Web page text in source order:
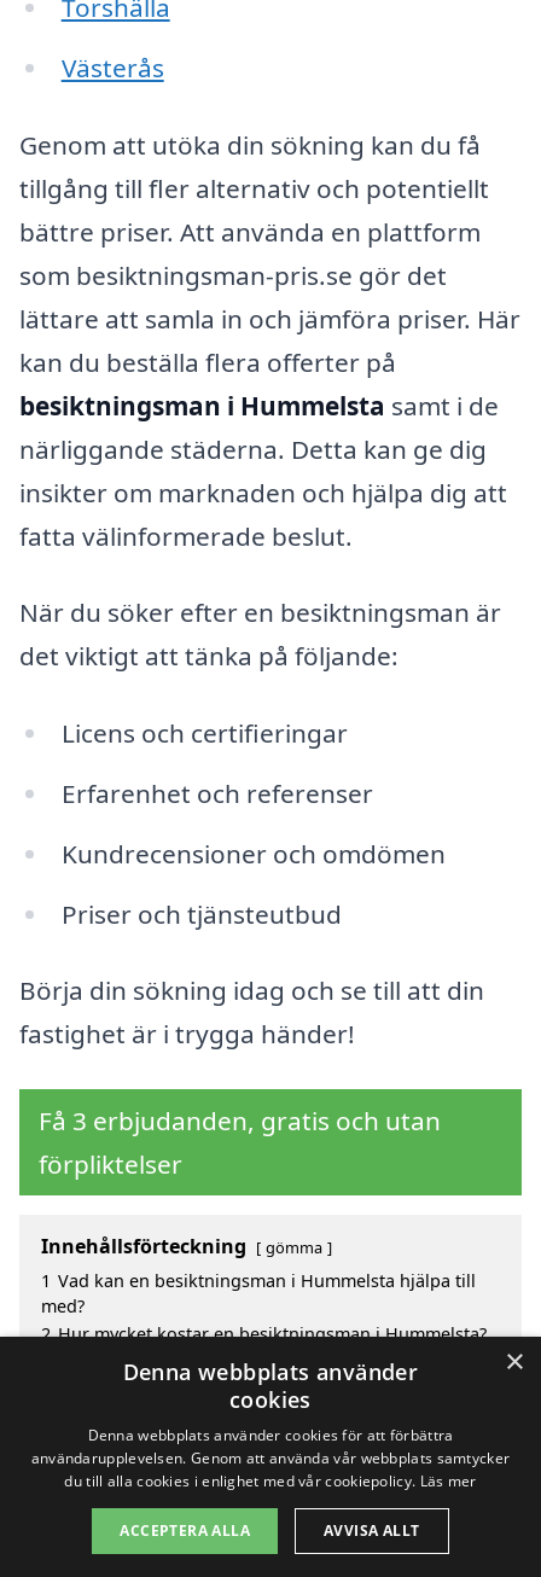
Torshälla
Västerås
Genom att utöka din sökning kan du få
tillgång till fler alternativ och potentiellt
bättre priser. Att använda en plattform
som besiktningsman-pris.se gör det
lättare att samla in och jämföra priser. Här
kan du beställa flera offerter på
besiktningsman i Hummelsta samt i de
närliggande städerna. Detta kan ge dig
insikter om marknaden och hjälpa dig att
fatta välinformerade beslut.
När du söker efter en besiktningsman är
det viktigt att tänka på följande:
Licens och certifieringar
Erfarenhet och referenser
Kundrecensioner och omdömen
Priser och tjänsteutbud
Börja din sökning idag och se till att din
fastighet är i trygga händer!
Få 3 erbjudanden, gratis och utan
förpliktelser
Innehållsförteckning gömma
1 Vad kan en besiktningsman i Hummelsta hjälpa till
med?
2 Hur mycket kostar en besiktningsman i Hummelsta?
Fördelar med att välja besiktningsman i Hummelsta
Sök efter en skicklig besiktningsman i de omgivande
Copyright 2026 - Pilanto Aps
Om / kontakt Blogg Webbplatskarta Villkor
×
Denna webbplats använder
cookies
Denna webbplats använder cookies för att förbättra
användarupplevelsen. Genom att använda vår webbplats samtycker
du till alla cookies i enlighet med vår cookiepolicy. Läs mer
ACCEPTERA ALLA AVVISA ALLT